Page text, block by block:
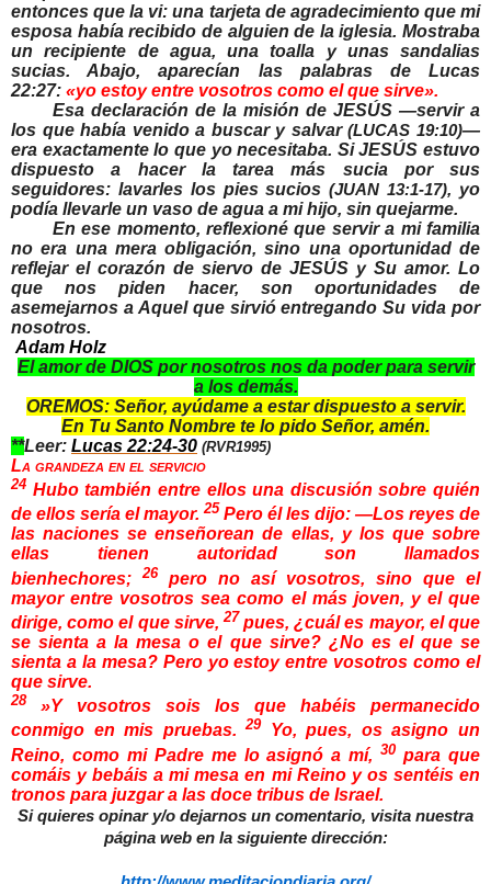
entonces que la vi: una tarjeta de agradecimiento que mi
esposa había recibido de alguien de la iglesia. Mostraba
un recipiente de agua, una toalla y unas sandalias
sucias. Abajo, aparecían las palabras de Lucas
22:27: «yo estoy entre vosotros como el que sirve».
Esa declaración de la misión de JESÚS —servir a
los que había venido a buscar y salvar(LUCAS 19:10)—
era exactamente lo que yo necesitaba. Si JESÚS estuvo
dispuesto a hacer la tarea más sucia por sus
seguidores: lavarles los pies sucios(JUAN 13:1-17), yo
podía llevarle un vaso de agua a mi hijo, sin quejarme.
En ese momento, reflexioné que servir a mi familia
no era una mera obligación, sino una oportunidad de
reflejar el corazón de siervo de JESÚS y Su amor. Lo
que nos piden hacer, son oportunidades de
asemejarnos a Aquel que sirvió entregando Su vida por
nosotros.
Adam Holz
El amor de DIOS por nosotros nos da poder para servir
a los demás.
OREMOS: Señor, ayúdame a estar dispuesto a servir.
En Tu Santo Nombre te lo pido Señor, amén.
**Leer: Lucas 22:24-30 (RVR1995)
La grandeza en el servicio
24 Hubo también entre ellos una discusión sobre quién
de ellos sería el mayor.25 Pero él les dijo: —Los reyes de
las naciones se enseñorean de ellas, y los que sobre
ellas tienen autoridad son llamados
bienhechores;26 pero no así vosotros, sino que el
mayor entre vosotros sea como el más joven, y el que
dirige, como el que sirve,27 pues, ¿cuál es mayor, el que
se sienta a la mesa o el que sirve? ¿No es el que se
sienta a la mesa? Pero yo estoy entre vosotros como el
que sirve.
28 »Y vosotros sois los que habéis permanecido
conmigo en mis pruebas.29 Yo, pues, os asigno un
Reino, como mi Padre me lo asignó a mí, 30 para que
comáis y bebáis a mi mesa en mi Reino y os sentéis en
tronos para juzgar a las doce tribus de Israel.
Si quieres opinar y/o dejarnos un comentario, visita nuestra
página web en la siguiente dirección: